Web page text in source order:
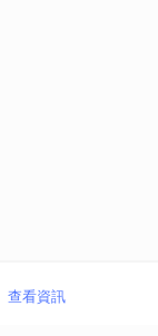
查看資訊